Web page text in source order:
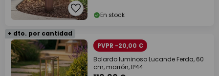
En stock
+ dto. por cantidad
PVPR -20,00 €
Bolardo luminoso Lucande Ferda, 60
cm, marrón, IP44